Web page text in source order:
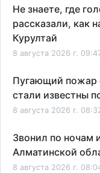
Не знаете, где
рассказали, как
Курултай
8 августа 2026 г.
Пугающий пожар
стали известны
8 августа 2026 г.
Звонил по ночам
Алматинской
8 августа 2026 г.